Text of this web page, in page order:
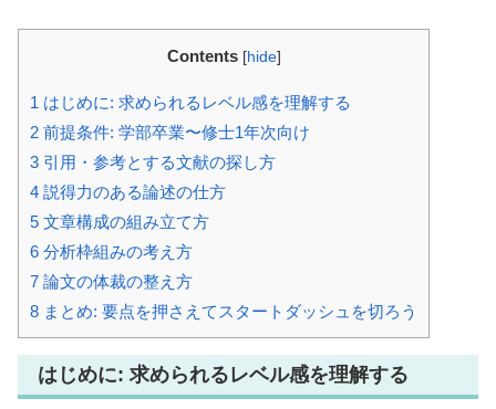
Contents [hide]
1 はじめに: 求められるレベル感を理解する
2 前提条件: 学部卒業〜修士1年次向け
3 引用・参考とする文献の探し方
4 説得力のある論述の仕方
5 文章構成の組み立て方
6 分析枠組みの考え方
7 論文の体裁の整え方
8 まとめ: 要点を押さえてスタートダッシュを切ろう
はじめに: 求められるレベル感を理解する